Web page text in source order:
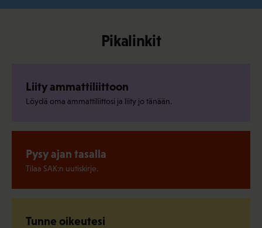
Pikalinkit
Liity ammattiliittoon
Löydä oma ammattiliittosi ja liity jo tänään.
Pysy ajan tasalla
Tilaa SAK:n uutiskirje.
Tunne oikeutesi